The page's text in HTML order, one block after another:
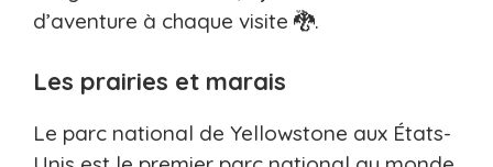
d’aventure à chaque visite 🐉.
Les prairies et marais
Le parc national de Yellowstone aux États-